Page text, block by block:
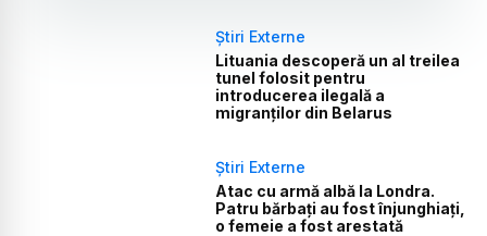
Știri Externe
Lituania descoperă un al treilea
tunel folosit pentru
introducerea ilegală a
migranților din Belarus
Știri Externe
Atac cu armă albă la Londra.
Patru bărbați au fost înjunghiați,
o femeie a fost arestată